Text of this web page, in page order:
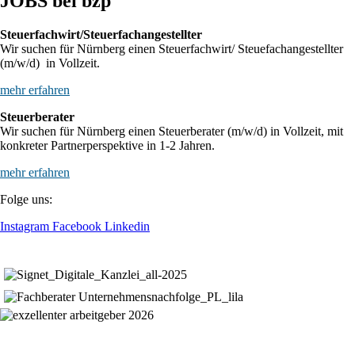
Steuerfachwirt/Steuerfachangestellter
Wir suchen für Nürnberg einen Steuerfachwirt/ Steuefachangestellter
(m/w/d) in Vollzeit.
mehr erfahren
Steuerberater
Wir suchen für Nürnberg einen Steuerberater (m/w/d) in Vollzeit, mit
konkreter Partnerperspektive in 1-2 Jahren.
mehr erfahren
Folge uns:
Instagram Facebook Linkedin